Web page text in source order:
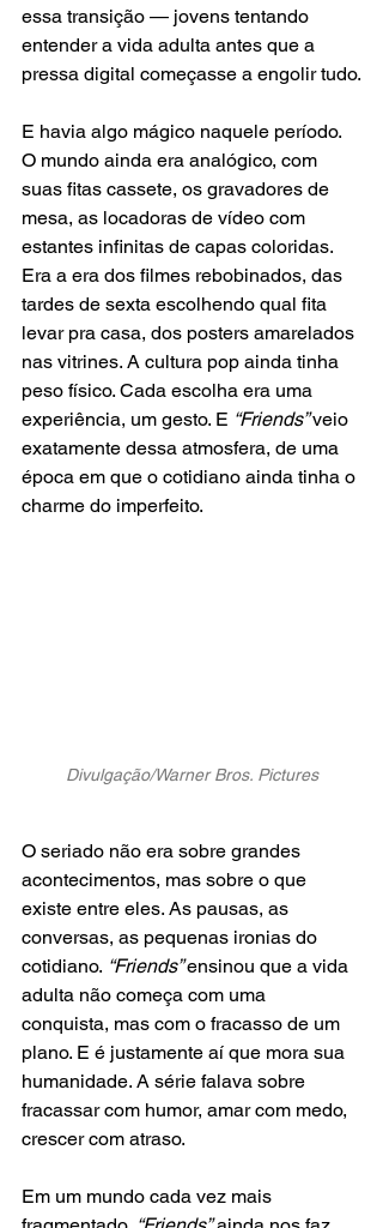
essa transição — jovens tentando
entender a vida adulta antes que a
pressa digital começasse a engolir tudo.
E havia algo mágico naquele período.
O mundo ainda era analógico, com
suas fitas cassete, os gravadores de
mesa, as locadoras de vídeo com
estantes infinitas de capas coloridas.
Era a era dos filmes rebobinados, das
tardes de sexta escolhendo qual fita
levar pra casa, dos posters amarelados
nas vitrines. A cultura pop ainda tinha
peso físico. Cada escolha era uma
experiência, um gesto. E “Friends” veio
exatamente dessa atmosfera, de uma
época em que o cotidiano ainda tinha o
charme do imperfeito.
Divulgação/Warner Bros. Pictures
O seriado não era sobre grandes
acontecimentos, mas sobre o que
existe entre eles. As pausas, as
conversas, as pequenas ironias do
cotidiano. “Friends” ensinou que a vida
adulta não começa com uma
conquista, mas com o fracasso de um
plano. E é justamente aí que mora sua
humanidade. A série falava sobre
fracassar com humor, amar com medo,
crescer com atraso.
Em um mundo cada vez mais